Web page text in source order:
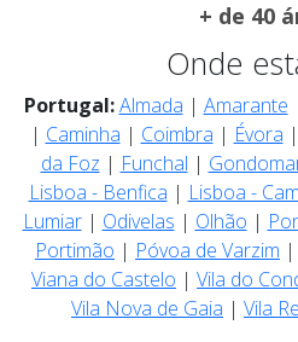
+ de 40
Onde
Portugal:Almada | Amarante
| Caminha | Coimbra | Évora |
da Foz | Funchal |
Lisboa - Benfica | Lisboa -
Lumiar| Odivelas | Olhão |
Portimão | Póvoa de Varzim |
Viana do Castelo | Vila do
Vila Nova de Gaia | Vila